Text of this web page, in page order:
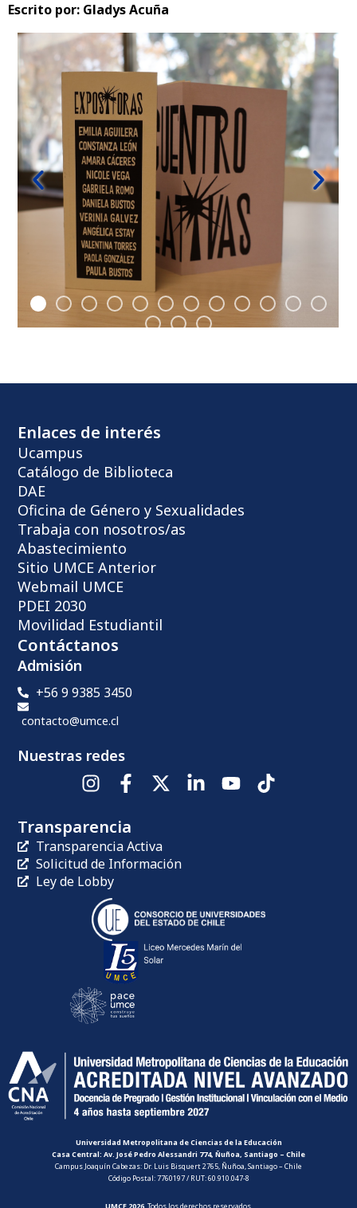
Escrito por: Gladys Acuña
Enlaces de interés
Ucampus
Catálogo de Biblioteca
DAE
Oficina de Género y Sexualidades
Trabaja con nosotros/as
Abastecimiento
Sitio UMCE Anterior
Webmail UMCE
PDEI 2030
Movilidad Estudiantil
Contáctanos
Admisión
+56 9 9385 3450
contacto@umce.cl
Nuestras redes
Transparencia
Transparencia Activa
Solicitud de Información
Ley de Lobby
Universidad Metropolitana de Ciencias de la Educación
Casa Central: Av. José Pedro Alessandri 774, Ñuñoa, Santiago – Chile
Campus Joaquín Cabezas: Dr. Luis Bisquert 2765, Ñuñoa, Santiago – Chile
Código Postal: 7760197 / RUT: 60.910.047-8